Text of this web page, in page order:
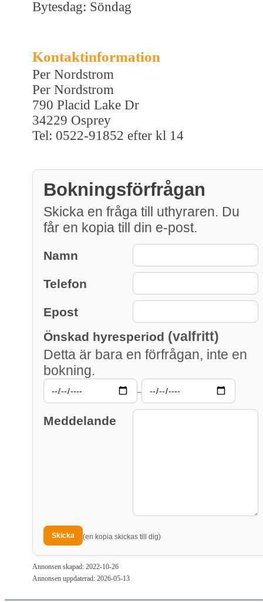
Bytesdag: Söndag
Kontaktinformation
Per Nordstrom
Per Nordstrom
790 Placid Lake Dr
34229 Osprey
Tel: 0522-91852 efter kl 14
Bokningsförfrågan
Skicka en fråga till uthyraren. Du
får en kopia till din e-post.
Namn
Telefon
Epost
Önskad hyresperiod (valfritt)
Detta är bara en förfrågan, inte en
bokning.
–
Meddelande
(en kopia skickas till dig)
Annonsen skapad: 2022-10-26
Annonsen uppdaterad: 2026-05-13